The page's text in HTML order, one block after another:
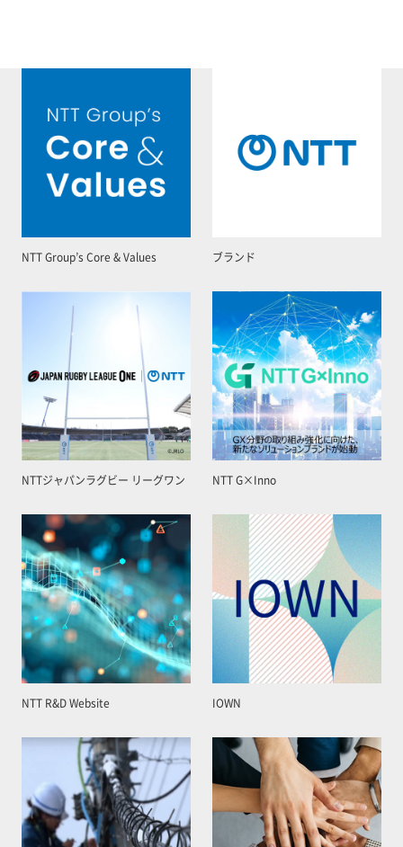
NTT Group’s Core & Values ブランド
NTTジャパンラグビー リーグワン NTT G×Inno
NTT R&D Website IOWN